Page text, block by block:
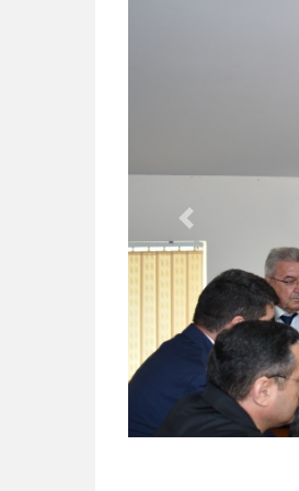
Previous